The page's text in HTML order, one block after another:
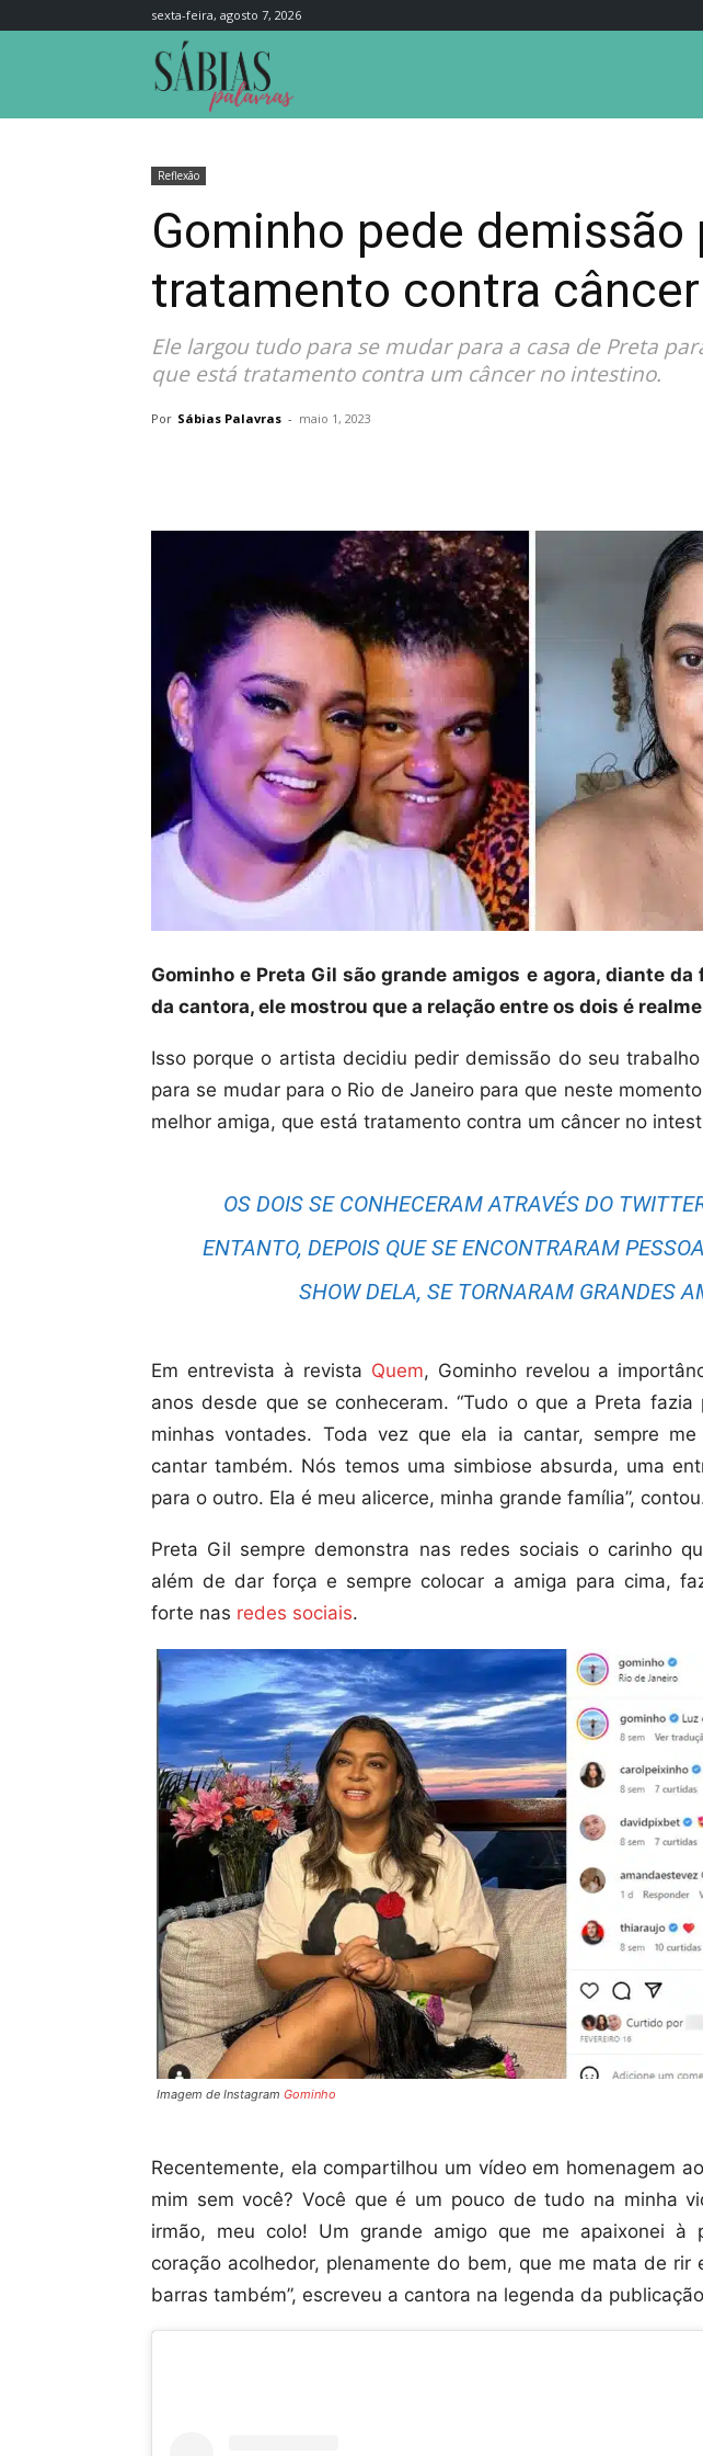
sexta-feira, agosto 7, 2026
Reflexão
Gominho pede
tratamento contra câncer
Ele largou tudo para se mudar para a casa de Preta
que está tratamento contra um câncer no intestino.
Por Sábias Palavras - maio 1, 2023
Gominho e Preta Gil são grande amigos e agora, diante
da cantora, ele mostrou que a relação entre os dois é
Isso porque o artista decidiu pedir demissão do seu
para se mudar para o Rio de Janeiro para que neste
melhor amiga, que está tratamento contra um câncer no
OS DOIS SE CONHECERAM ATRAVÉS DO
ENTANTO, DEPOIS QUE SE ENCONTRARAM
SHOW DELA, SE TORNARAM GRANDES
Em entrevista à revista Quem, Gominho revelou a
anos desde que se conheceram. “Tudo o que a Preta
minhas vontades. Toda vez que ela ia cantar, sempre
cantar também. Nós temos uma simbiose absurda, uma
para o outro. Ela é meu alicerce, minha grande família”,
Preta Gil sempre demonstra nas redes sociais o carinho
além de dar força e sempre colocar a amiga para cima,
forte nas redes sociais.
Imagem de Instagram Gominho
Recentemente, ela compartilhou um vídeo em homenagem
mim sem você? Você que é um pouco de tudo na minha
irmão, meu colo! Um grande amigo que me apaixonei à
coração acolhedor, plenamente do bem, que me mata de rir
barras também”, escreveu a cantora na legenda da